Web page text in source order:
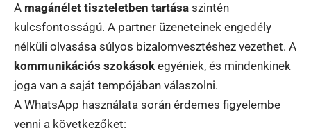
A magánélet tiszteletben tartása szintén
kulcsfontosságú. A partner üzeneteinek engedély
nélküli olvasása súlyos bizalomvesztéshez vezethet. A
kommunikációs szokások egyéniek, és mindenkinek
joga van a saját tempójában válaszolni.
A WhatsApp használata során érdemes figyelembe
venni a következőket: